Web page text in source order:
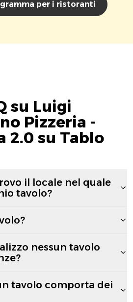
per i ristoranti
su Luigi
Pizzeria -
2.0 su Tablo
il locale nel quale
tavolo?
nessun tavolo
tavolo comporta dei